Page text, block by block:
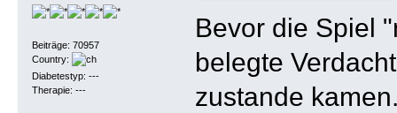
Beiträge: 70957
Country:
Diabetestyp: ---
Therapie: ---
Bevor die Spiel
belegte
zustande